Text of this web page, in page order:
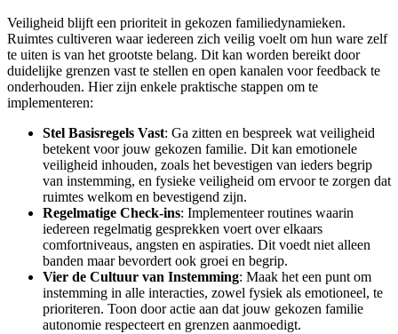
Veiligheid blijft een prioriteit in gekozen familiedynamieken.
Ruimtes cultiveren waar iedereen zich veilig voelt om hun ware zelf
te uiten is van het grootste belang. Dit kan worden bereikt door
duidelijke grenzen vast te stellen en open kanalen voor feedback te
onderhouden. Hier zijn enkele praktische stappen om te
implementeren:
Stel Basisregels Vast: Ga zitten en bespreek wat veiligheid
betekent voor jouw gekozen familie. Dit kan emotionele
veiligheid inhouden, zoals het bevestigen van ieders begrip
van instemming, en fysieke veiligheid om ervoor te zorgen dat
ruimtes welkom en bevestigend zijn.
Regelmatige Check-ins: Implementeer routines waarin
iedereen regelmatig gesprekken voert over elkaars
comfortniveaus, angsten en aspiraties. Dit voedt niet alleen
banden maar bevordert ook groei en begrip.
Vier de Cultuur van Instemming: Maak het een punt om
instemming in alle interacties, zowel fysiek als emotioneel, te
prioriteren. Toon door actie aan dat jouw gekozen familie
autonomie respecteert en grenzen aanmoedigt.